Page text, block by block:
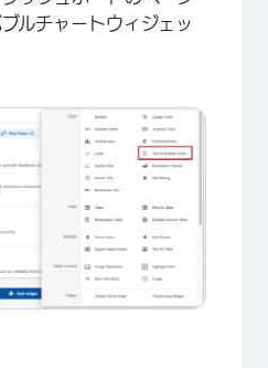
ルチャートウィジェッ